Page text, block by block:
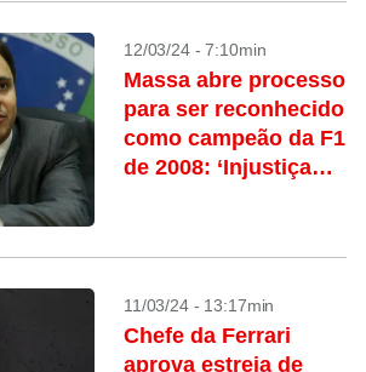
12/03/24 - 7:10min
Massa abre processo
para ser reconhecido
como campeão da F1
de 2008: ‘Injustiça
11/03/24 - 13:17min
Chefe da Ferrari
aprova estreia de